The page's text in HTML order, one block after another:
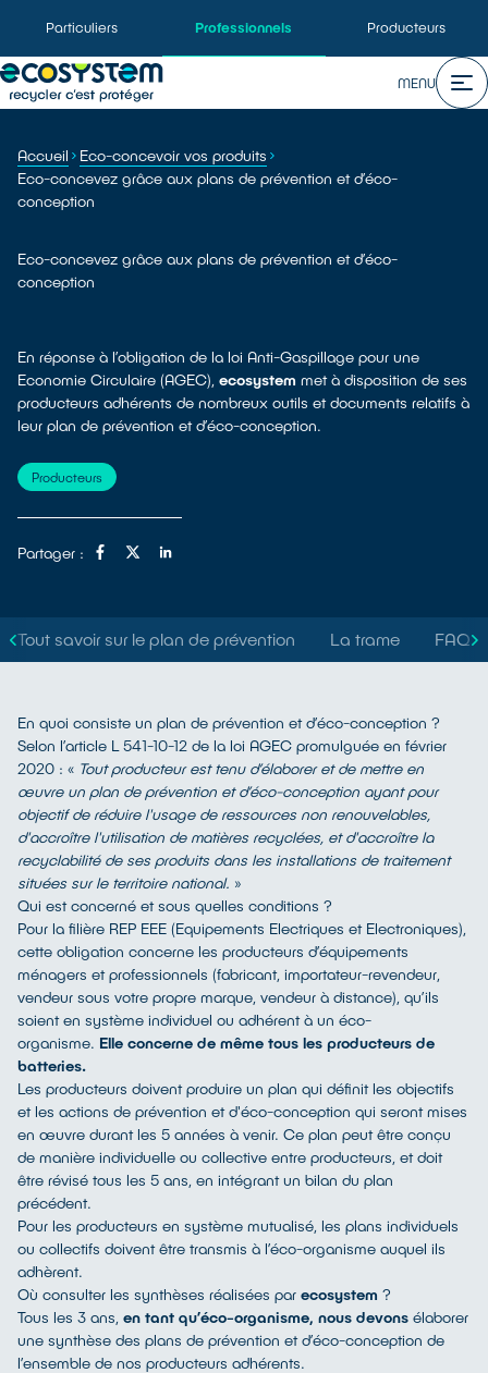
Particuliers Professionnels Producteurs
MENU
Accueil
Eco-concevoir vos produits
Eco-concevez grâce aux plans de prévention et d’éco-
conception
Eco-concevez grâce aux plans de prévention et d’éco-
conception
En réponse à l’obligation de la loi Anti-Gaspillage pour une
Economie Circulaire (AGEC), ecosystem met à disposition de ses
producteurs adhérents de nombreux outils et documents relatifs à
leur plan de prévention et d’éco-conception.
Producteurs
Partager :
Tout savoir sur le plan de prévention La trame FAQ
En quoi consiste un plan de prévention et d’éco-conception ?
Selon l’article L 541-10-12 de la loi AGEC promulguée en février
2020 : « Tout producteur est tenu d’élaborer et de mettre en
œuvre un plan de prévention et d’éco-conception ayant pour
objectif de réduire l'usage de ressources non renouvelables,
d'accroître l'utilisation de matières recyclées, et d'accroître la
recyclabilité de ses produits dans les installations de traitement
situées sur le territoire national. »
Qui est concerné et sous quelles conditions ?
Pour la filière REP EEE (Equipements Electriques et Electroniques),
cette obligation concerne les producteurs d’équipements
ménagers et professionnels (fabricant, importateur-revendeur,
vendeur sous votre propre marque, vendeur à distance), qu’ils
soient en système individuel ou adhérent à un éco-
organisme. Elle concerne de même tous les producteurs de
batteries.
Les producteurs doivent produire un plan qui définit les objectifs
et les actions de prévention et d'éco-conception qui seront mises
en œuvre durant les 5 années à venir. Ce plan peut être conçu
de manière individuelle ou collective entre producteurs, et doit
être révisé tous les 5 ans, en intégrant un bilan du plan
précédent.
Pour les producteurs en système mutualisé, les plans individuels
ou collectifs doivent être transmis à l’éco-organisme auquel ils
adhèrent.
Où consulter les synthèses réalisées par ecosystem ?
Tous les 3 ans, en tant qu’éco-organisme, nous devons élaborer
une synthèse des plans de prévention et d’éco-conception de
l’ensemble de nos producteurs adhérents.